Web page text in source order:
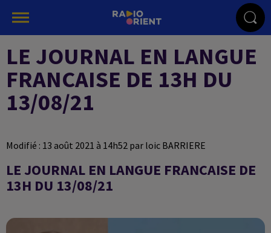
LE JOURNAL EN LANGUE
FRANCAISE DE 13H DU
13/08/21
Modifié : 13 août 2021 à 14h52 par loic BARRIERE
LE JOURNAL EN LANGUE FRANCAISE DE
13H DU 13/08/21